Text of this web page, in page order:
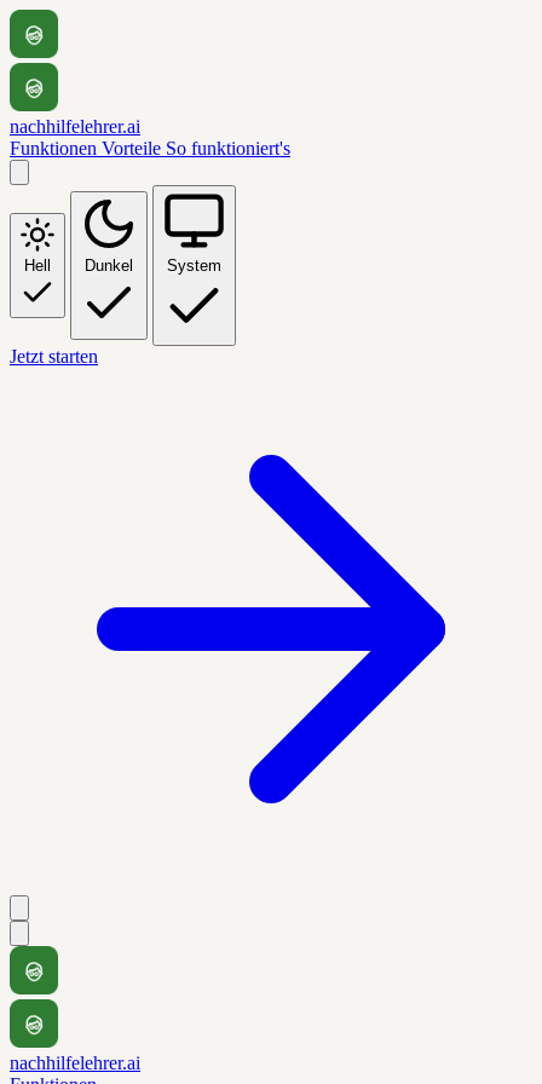
nachhilfelehrer.ai
Funktionen Vorteile So funktioniert's
Hell Dunkel System
Jetzt starten
nachhilfelehrer.ai